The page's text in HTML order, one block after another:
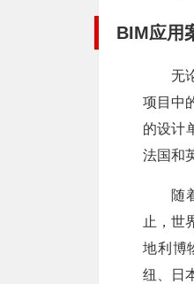
BIM应用
无
项目中
的设计
法国和
随
止，世
地利博
纽、日